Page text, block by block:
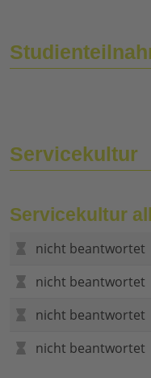
Servicekultur
Servicekultur
nicht beantwortet
nicht beantwortet
nicht beantwortet
nicht beantwortet